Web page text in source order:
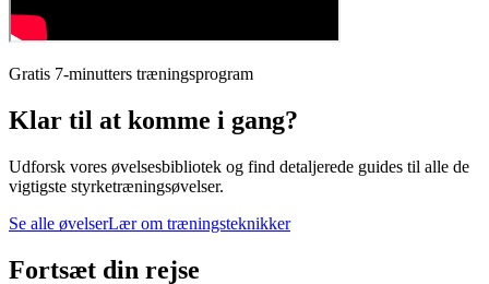
Gratis 7-minutters træningsprogram
Klar til at komme i gang?
Udforsk vores øvelsesbibliotek og find detaljerede guides til alle de
vigtigste styrketræningsøvelser.
Se alle øvelserLær om træningsteknikker
Fortsæt din rejse